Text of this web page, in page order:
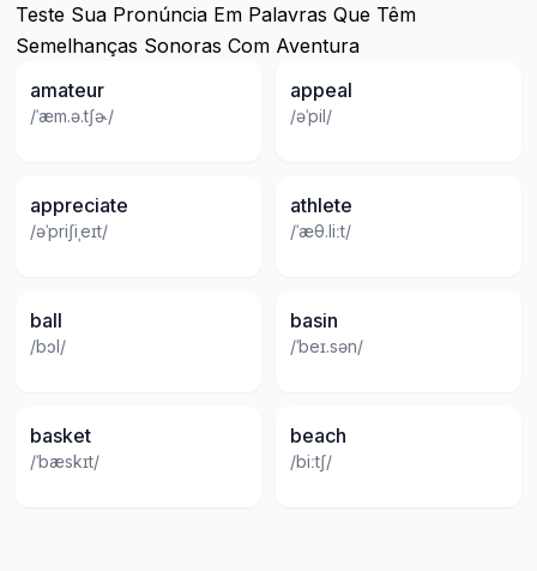
Teste Sua Pronúncia Em Palavras Que Têm
Semelhanças Sonoras Com Aventura
amateur
/ˈæm.ə.tʃɚ/
appeal
/əˈpil/
appreciate
/əˈpriʃiˌeɪt/
athlete
/ˈæθ.liːt/
ball
/bɔl/
basin
/ˈbeɪ.sən/
basket
/ˈbæskɪt/
beach
/biːtʃ/